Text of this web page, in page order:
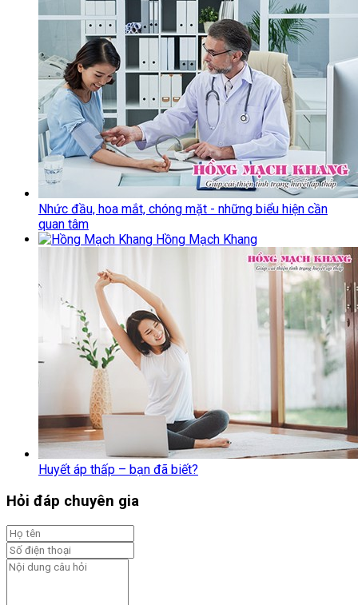
Nhức đầu, hoa mắt, chóng mặt - những biểu hiện cần
quan tâm
Hồng Mạch Khang
Huyết áp thấp – bạn đã biết?
Hỏi đáp chuyên gia